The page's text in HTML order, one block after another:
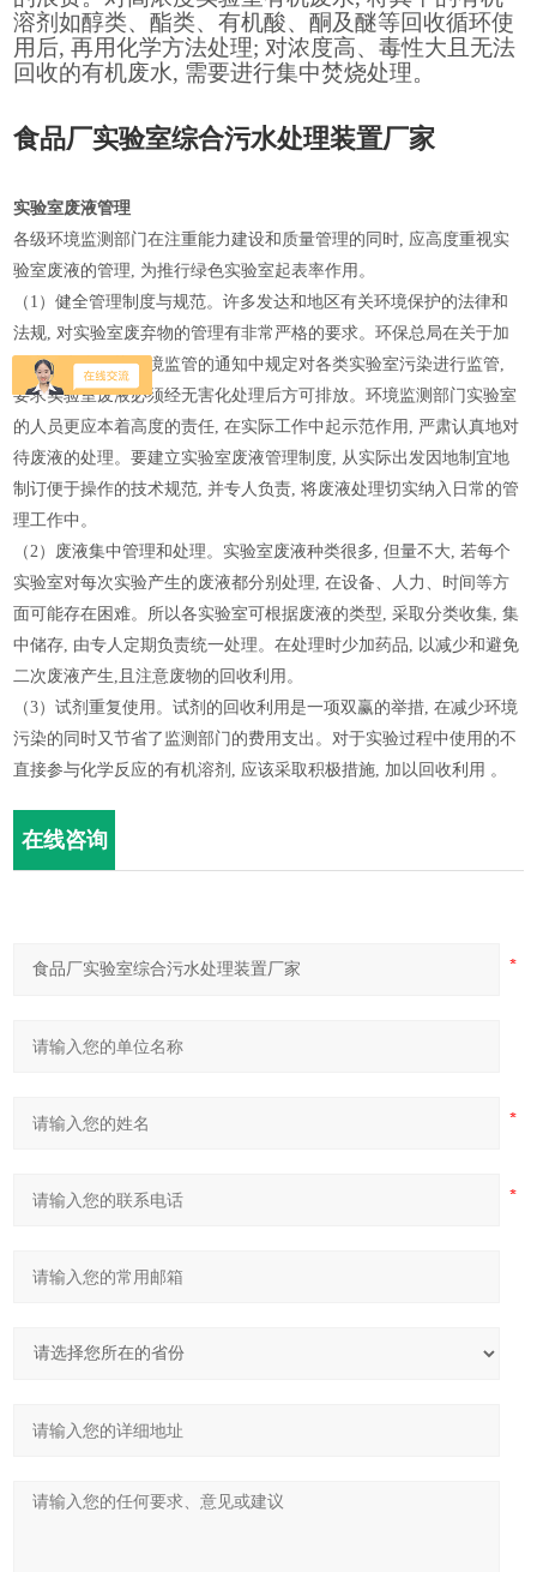
溶剂如醇类、酯类、有机酸、酮及醚等回收循环使
用后, 再用化学方法处理; 对浓度高、毒性大且无法
回收的有机废水, 需要进行集中焚烧处理。
食品厂实验室综合污水处理装置厂家
实验室废液管理
各级环境监测部门在注重能力建设和质量管理的同时, 应高度重视实
验室废液的管理, 为推行绿色实验室起表率作用。
（1）健全管理制度与规范。许多发达和地区有关环境保护的法律和
法规, 对实验室废弃物的管理有非常严格的要求。环保总局在关于加
强实验室类污染环境监管的通知中规定对各类实验室污染进行监管,
要求实验室废液必须经无害化处理后方可排放。环境监测部门实验室
的人员更应本着高度的责任, 在实际工作中起示范作用, 严肃认真地对
待废液的处理。要建立实验室废液管理制度, 从实际出发因地制宜地
制订便于操作的技术规范, 并专人负责, 将废液处理切实纳入日常的管
理工作中。
（2）废液集中管理和处理。实验室废液种类很多, 但量不大, 若每个
实验室对每次实验产生的废液都分别处理, 在设备、人力、时间等方
面可能存在困难。所以各实验室可根据废液的类型, 采取分类收集, 集
中储存, 由专人定期负责统一处理。在处理时少加药品, 以减少和避免
二次废液产生,且注意废物的回收利用。
（3）试剂重复使用。试剂的回收利用是一项双赢的举措, 在减少环境
污染的同时又节省了监测部门的费用支出。对于实验过程中使用的不
直接参与化学反应的有机溶剂, 应该采取积极措施, 加以回收利用 。
在线咨询